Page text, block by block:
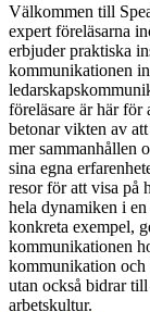
Välkommen till
expert föreläsarna
erbjuder praktiska
kommunikationen
föreläsare är här för
betonar vikten av
mer sammanhållen
sina egna
resor för att visa på
hela dynamiken i
konkreta exempel,
kommunikationen
kommunikation och
utan också bidrar
arbetskultur.